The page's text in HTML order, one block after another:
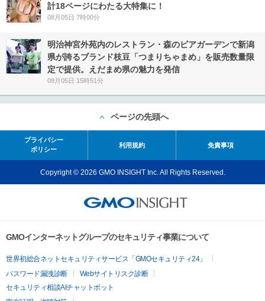
計18ページにわたる大特集に！
08月05日 7時00分
明治神宮外苑内のレストラン・森のビアガーデンで新潟
県が誇るブランド枝豆「つまりちゃまめ」を販売数量限
定で提供。えだまめ県の魅力を発信
08月05日 15時51分
ページの先頭へ
プライバシー
ポリシー
利用規約 免責事項
Copyright © 2026 GMO INSIGHT Inc. All Rights Reserved.
GMOインターネットグループのセキュリティ事業について
世界初総合ネットセキュリティサービス「GMOセキュリティ24」
パスワード漏洩診断
Webサイトリスク診断
セキュリティ相談AIチャットボット